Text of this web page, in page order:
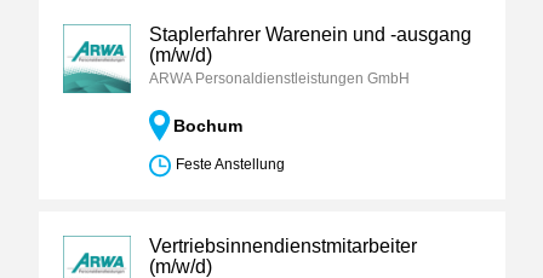
Staplerfahrer Warenein und -ausgang
(m/w/d)
ARWA Personaldienstleistungen GmbH
Bochum
Feste Anstellung
Vertriebsinnendienstmitarbeiter
(m/w/d)